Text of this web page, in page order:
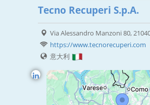
Tecno Recuperi S.p.A.
Via Alessandro Manzoni 80,
https://www.tecnorecuperi.com
意大利